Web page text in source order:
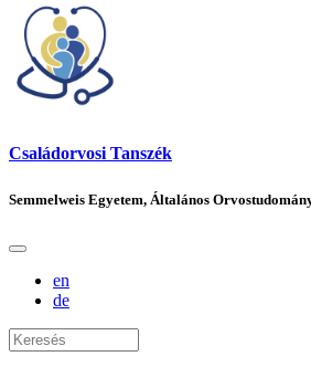
Családorvosi Tanszék
Semmelweis Egyetem, Általános
en
de